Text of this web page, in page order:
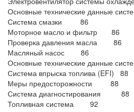
Основные технические данные
Система смазки 86
Моторное масло и фильтр 86
Проверка давления масла 86
Масляный насос 86
Основные технические данные
Система впрыска топлива (EFI) 88
Меры предосторожности 88
Система диагностирования 88
Топливная система 92